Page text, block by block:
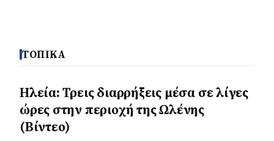
ΤΟΠΙΚΑ
Ηλεία: Τρεις διαρρήξεις μέσα σε λίγες
ώρες στην περιοχή της Ωλένης
(Βίντεο)